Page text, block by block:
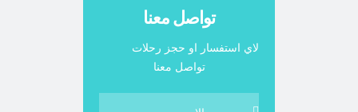
تواصل معنا
لاي استفسار او حجز رحلات
تواصل معنا